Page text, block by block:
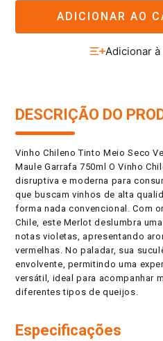
ADICIONAR AO
DESCRIÇÃO DO
Vinho Chileno Tinto Meio Seco
Maule Garrafa 750ml O Vinho
disruptiva e moderna para
que buscam vinhos de alta
forma nada convencional. Com
Chile, este Merlot deslumbra
notas violetas, apresentando
vermelhas. No paladar, sua
envolvente, permitindo uma
versátil, ideal para acompanhar
diferentes tipos de queijos.
Especificações